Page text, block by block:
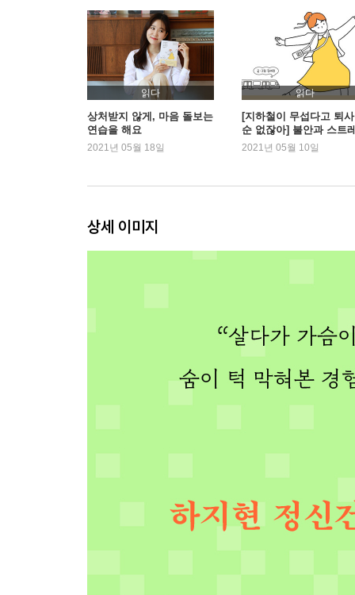
마음의 병은 부끄러운 게 아니야
왠지 꺼려지는 정신과 약, 먹을까? 말까?
지하철이 무섭다고 퇴사할 순 없잖아
3장. 마음도 돌봄이 필요해
예고 없이 찾아온 소나기처럼
불안한 마음이 나를 보살필 거야
울지 않는 착한 아이가 될 필요 없어
누구나 크고 작은 마음의 병을 안고 산다
무작정 피하는 게 정답은 아니야
어디 한번 공황을 불러내볼까요?
공황 증상에 도움이 되는 야매 명상법친애하는 외
호흡이라는 가장 가까운 무기
주먹을 꽉 쥐었다가 서서히 풀면 생기는 일
읽다
상처받지 않게, 마음 돌보는
연습을 해요
2021년 05월 18일
읽다
[지하철이 무섭다고 퇴
순 없잖아] 불안과 스트
에서 마음 지키기
2021년 05월 10일
상세 이미지